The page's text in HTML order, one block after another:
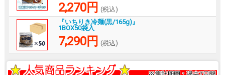
2,270円 (税込)
『いちりき冷麺(黒/165g)』
1BOX50袋入
7,290円 (税込)